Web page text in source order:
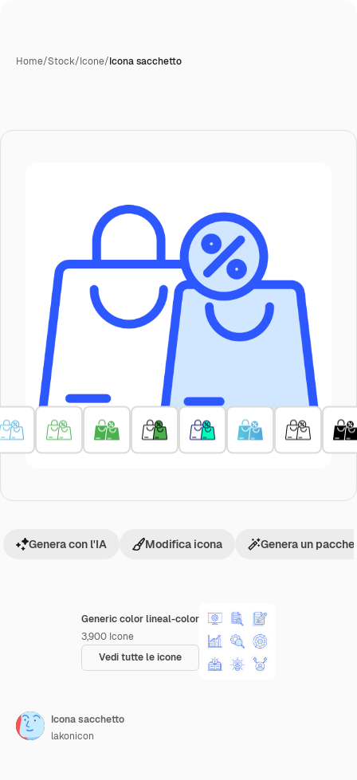
Home/Stock/Icone/Icona sacchetto
Generic color lineal-color
3,900 Icone
Vedi tutte le icone
Genera con l'IA Modifica icona Genera un
Icona sacchetto
lakonicon